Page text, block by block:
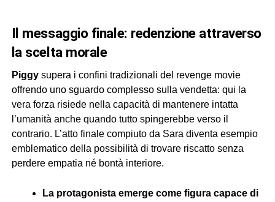
il messaggio finale: redenzione attraverso
la scelta morale
Piggysupera i confini tradizionali del revenge movie
offrendo uno sguardo complesso sulla vendetta: qui la
vera forza risiede nella capacità di mantenere intatta
l’umanità anche quando tutto spingerebbe verso il
contrario. L’atto finale compiuto da Sara diventa esempio
emblematico della possibilità di trovare riscatto senza
perdere empatia né bontà interiore.
La protagonista emerge come figura capace di